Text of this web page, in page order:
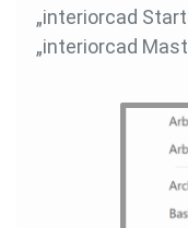
„interiorcad
„interiorcad